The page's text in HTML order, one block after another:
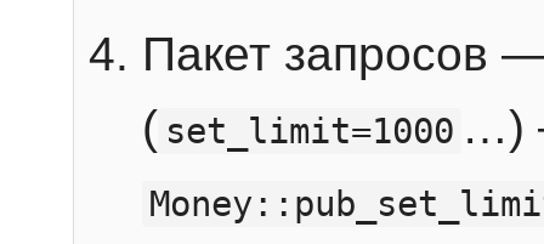
Пакет запросов
( set_limit=1000 …)